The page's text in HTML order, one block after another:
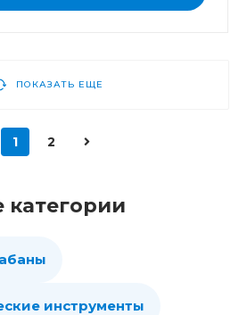
ПОКАЗАТЬ ЕЩЕ
1 2
инструменты